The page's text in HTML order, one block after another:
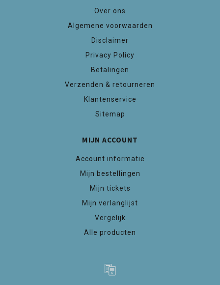
Over ons
Algemene voorwaarden
Disclaimer
Privacy Policy
Betalingen
Verzenden & retourneren
Klantenservice
Sitemap
MIJN ACCOUNT
Account informatie
Mijn bestellingen
Mijn tickets
Mijn verlanglijst
Vergelijk
Alle producten